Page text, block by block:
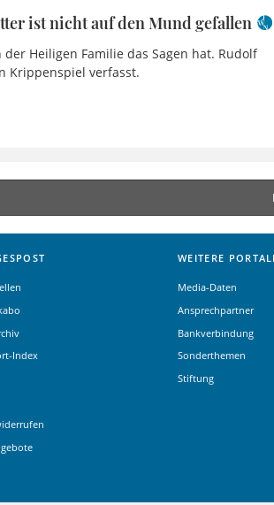
ist nicht auf den Mund gefallen
der Heiligen Familie das Sagen hat. Rudolf
Krippenspiel verfasst.
Index
WEITERE
Media-Daten
Ansprechpartner
Bankverbindung
Sonderthemen
Stiftung